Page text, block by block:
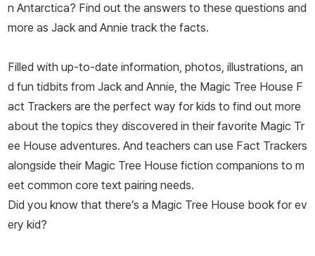
n Antarctica? Find out the answers to these questions and
more as Jack and Annie track the facts.
Filled with up-to-date information, photos, illustrations, an
d fun tidbits from Jack and Annie, the Magic Tree House F
act Trackers are the perfect way for kids to find out more
about the topics they discovered in their favorite Magic Tr
ee House adventures. And teachers can use Fact Trackers
alongside their Magic Tree House fiction companions to m
eet common core text pairing needs.
Did you know that there’s a Magic Tree House book for ev
ery kid?